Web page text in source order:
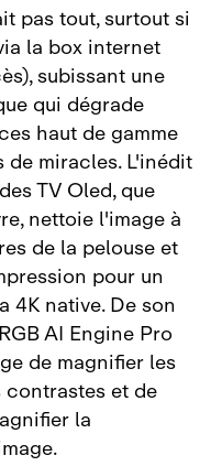
pas tout, surtout si
la box internet
subissant une
qui dégrade
haut de gamme
de miracles. L'inédit
TV Oled, que
nettoie l'image à
de la pelouse et
pour un
4K native. De son
AI Engine Pro
de magnifier les
contrastes et de
la